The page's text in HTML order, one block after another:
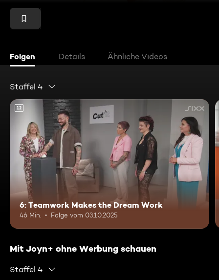
Folgen Details Ähnliche Videos
Staffel 4
12
6: Teamwork Makes the Dream Work
46 Min. Folge vom 03.10.2025
Mit Joyn+ ohne Werbung schauen
Staffel 4